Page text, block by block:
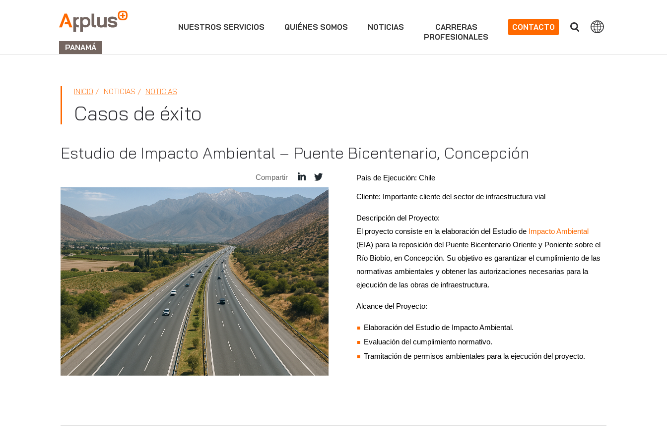
APPLUS+
GROUP
PANAMÁ
NUESTROS SERVICIOS QUIÉNES SOMOS NOTICIAS
CARRERAS
PROFESIONALES
CONTACTO
INICIO NOTICIAS NOTICIAS
Casos de éxito
Estudio de Impacto Ambiental – Puente Bicentenario, Concepción
Compartir País de Ejecución: Chile
Cliente: Importante cliente del sector de infraestructura vial
Descripción del Proyecto:
El proyecto consiste en la elaboración del Estudio de Impacto Ambiental
(EIA) para la reposición del Puente Bicentenario Oriente y Poniente sobre el
Río Biobío, en Concepción. Su objetivo es garantizar el cumplimiento de las
normativas ambientales y obtener las autorizaciones necesarias para la
ejecución de las obras de infraestructura.
Alcance del Proyecto:
Elaboración del Estudio de Impacto Ambiental.
Evaluación del cumplimiento normativo.
Tramitación de permisos ambientales para la ejecución del proyecto.